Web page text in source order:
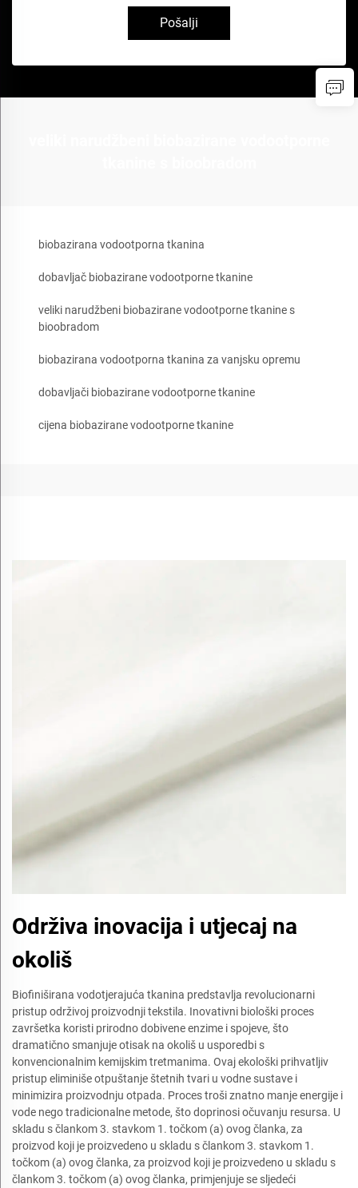
Pošalji
biobazirana vodootporna tkanina
dobavljač biobazirane vodootporne tkanine
veliki narudžbeni biobazirane vodootporne tkanine s
bioobradom
biobazirana vodootporna tkanina za vanjsku opremu
dobavljači biobazirane vodootporne tkanine
cijena biobazirane vodootporne tkanine
Održiva inovacija i utjecaj na
okoliš
Biofiniširana vodotjerajuća tkanina predstavlja revolucionarni
pristup održivoj proizvodnji tekstila. Inovativni biološki proces
završetka koristi prirodno dobivene enzime i spojeve, što
dramatično smanjuje otisak na okoliš u usporedbi s
konvencionalnim kemijskim tretmanima. Ovaj ekološki prihvatljiv
pristup eliminiše otpuštanje štetnih tvari u vodne sustave i
minimizira proizvodnju otpada. Proces troši znatno manje energije i
vode nego tradicionalne metode, što doprinosi očuvanju resursa. U
skladu s člankom 3. stavkom 1. točkom (a) ovog članka, za
proizvod koji je proizvedeno u skladu s člankom 3. stavkom 1.
točkom (a) ovog članka, za proizvod koji je proizvedeno u skladu s
člankom 3. točkom (a) ovog članka, primjenjuje se sljedeći